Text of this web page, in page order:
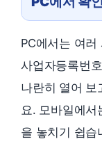
PC에서는 여
사업자등록번
나란히 열어 보
요. 모바일에서
을 놓치기 쉽습